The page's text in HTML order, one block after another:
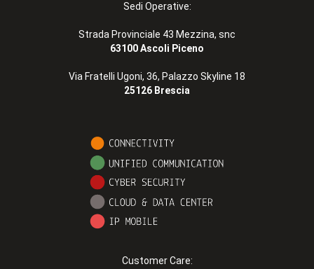
Sedi Operative:
Strada Provinciale 43 Mezzina, snc
63100 Ascoli Piceno
Via Fratelli Ugoni, 36, Palazzo Skyline 18
25126 Brescia
Customer Care: